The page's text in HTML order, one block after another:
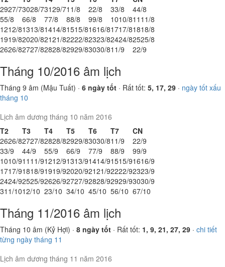
2927/73028/73129/71 1/8 22/8 33/8 44/8
55/8 66/8 77/8 88/8 99/8 1010/811 11/8
1212/81313/81414/81515/81616/81717/81818/8
1919/82020/82121/82222/82323/82424/82525/8
2626/82727/82828/82929/83030/81 1/9 22/9
Tháng 10/2016 âm lịch
Tháng 9 âm (Mậu Tuất) · 6 ngày tốt · Rất tốt: 5, 17, 29 · ngày tốt xấu
tháng 10
Lịch âm dương tháng 10 năm 2016
T2
T3 T4 T5 T6 T7
CN
2626/82727/82828/82929/83030/81 1/9 22/9
33/9 44/9 55/9 66/9 77/9 88/9 99/9
1010/911 11/91212/91313/91414/91515/91616/9
1717/91818/91919/92020/92121/92222/92323/9
2424/92525/92626/92727/92828/92929/93030/9
31 1/1012/10 23/10 34/10 45/10 56/10 67/10
Tháng 11/2016 âm lịch
Tháng 10 âm (Kỷ Hợi) · 8 ngày tốt · Rất tốt: 1, 9, 21, 27, 29 · chi tiết
từng ngày tháng 11
Lịch âm dương tháng 11 năm 2016